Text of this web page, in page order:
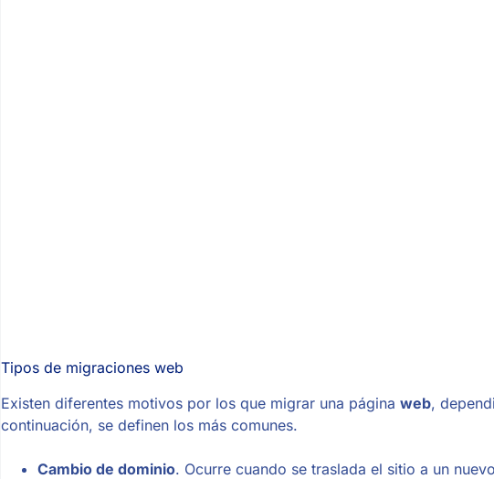
Tipos de migraciones web
Existen diferentes motivos por los que migrar una página web,
continuación, se definen los más comunes.
Cambio de dominio. Ocurre cuando se traslada el sitio a un